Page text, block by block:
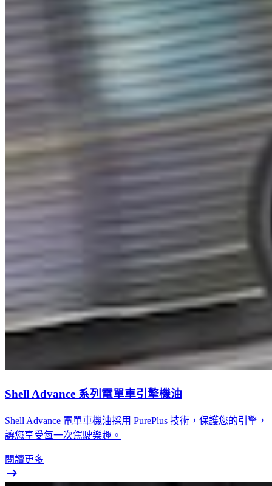
Shell Advance 系列電單車引擎機油
Shell Advance 電單車機油採用 PurePlus 技術，保護您的引擎，
讓您享受每一次駕駛樂趣。
閱讀更多